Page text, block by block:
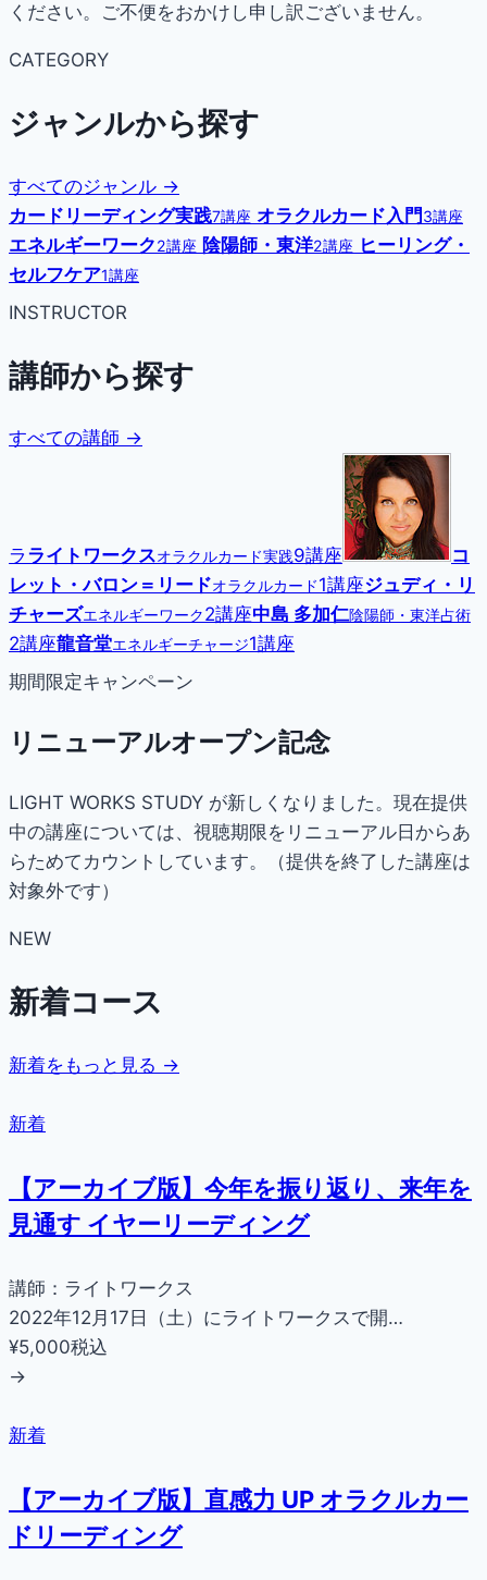
ください。ご不便をおかけし申し訳ございません。
CATEGORY
ジャンルから探す
すべてのジャンル →
カードリーディング実践7講座 オラクルカード入門3講座
エネルギーワーク2講座 陰陽師・東洋2講座 ヒーリング・
セルフケア1講座
INSTRUCTOR
講師から探す
すべての講師 →
ラ ライトワークスオラクルカード実践9講座
コ
レット・バロン＝リードオラクルカード1講座ジュディ・リ
チャーズエネルギーワーク2講座中島 多加仁陰陽師・東洋占術
2講座龍音堂エネルギーチャージ1講座
期間限定キャンペーン
リニューアルオープン記念
LIGHT WORKS STUDY が新しくなりました。現在提供
中の講座については、視聴期限をリニューアル日からあ
らためてカウントしています。（提供を終了した講座は
対象外です）
NEW
新着コース
新着をもっと見る →
新着
【アーカイブ版】今年を振り返り、来年を
見通す イヤーリーディング
講師：ライトワークス
2022年12月17日（土）にライトワークスで開…
¥5,000税込
→
新着
【アーカイブ版】直感力 UP オラクルカー
ドリーディング